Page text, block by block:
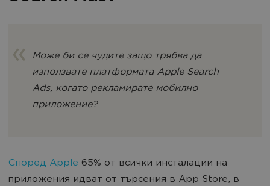
Може би се чудите защо трябва да
използвате платформата Apple Search
Ads, когато рекламирате мобилно
приложение?
Според Apple 65% от всички инсталации на
приложения идват от търсения в App Store, в